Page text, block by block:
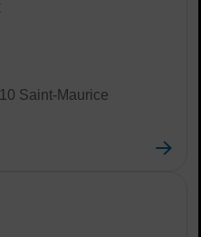
Saint-Maurice